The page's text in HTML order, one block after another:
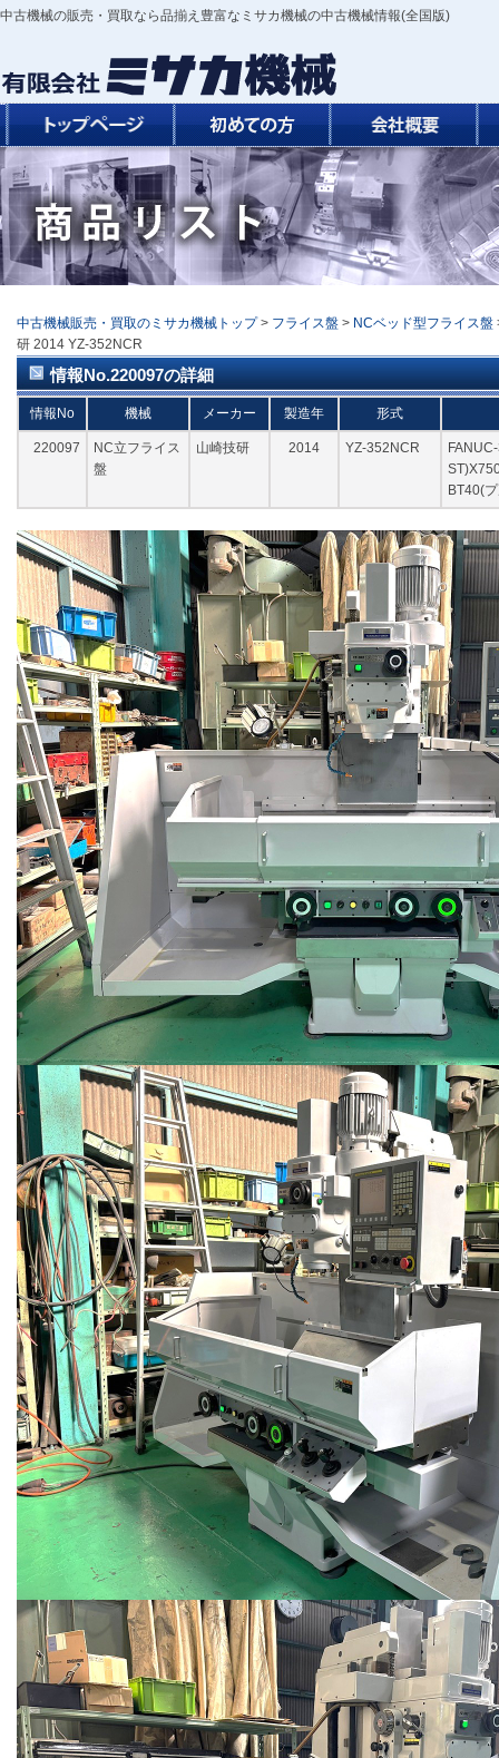
中古機械の販売・買取なら品揃え豊富なミサカ機械の中古機械情報(全国版)
中古機械販売・買取のミサカ機械トップ > フライス盤 > NCベッド型フライス盤
研 2014 YZ-352NCR
情報No.220097の詳細
情報No 機械 メーカー 製造年 形式
220097
NC立フライス
盤
山崎技研 2014 YZ-352NCR
BT40(